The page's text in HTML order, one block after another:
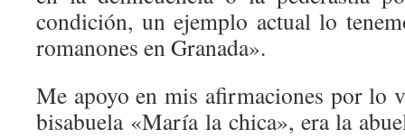
condición, un ejemplo actual lo
romanones en Granada».
Me apoyo en mis afirmaciones por lo
bisabuela «María la chica», era la